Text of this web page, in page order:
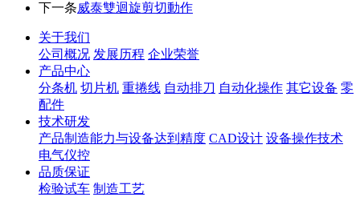
下一条威泰雙迴旋剪切動作
关于我们
公司概况 发展历程 企业荣誉
产品中心
分条机 切片机 重捲线 自动排刀 自动化操作 其它设备 零
配件
技术研发
产品制造能力与设备达到精度 CAD设计 设备操作技术
电气仪控
品质保证
检验试车 制造工艺